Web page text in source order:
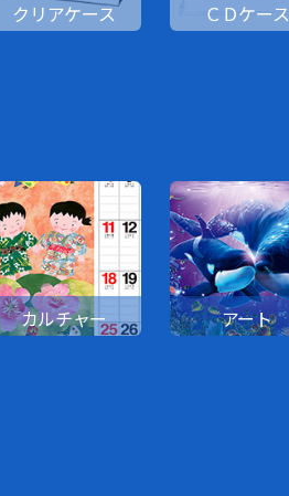
クリアケース ＣＤケース
カルチャー アート